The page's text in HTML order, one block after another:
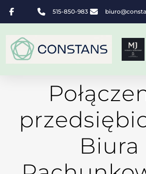
515-850-983
Biura